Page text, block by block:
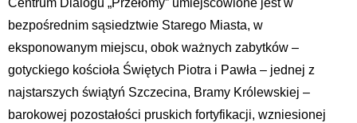
Centrum Dialogu „Przełomy” umiejscowione jest w
bezpośrednim sąsiedztwie Starego Miasta, w
eksponowanym miejscu, obok ważnych zabytków –
gotyckiego kościoła Świętych Piotra i Pawła – jednej z
najstarszych świątyń Szczecina, Bramy Królewskiej –
barokowej pozostałości pruskich fortyfikacji, wzniesionej